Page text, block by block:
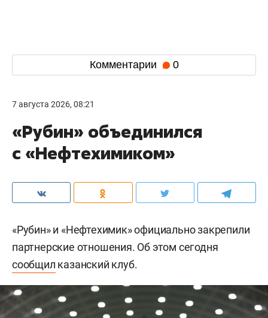
Комментарии 0
7 августа 2026, 08:21
«Рубин» объединился
с «Нефтехимиком»
«Рубин» и «Нефтехимик» официально закрепили
партнерские отношения. Об этом сегодня
сообщил казанский клуб.